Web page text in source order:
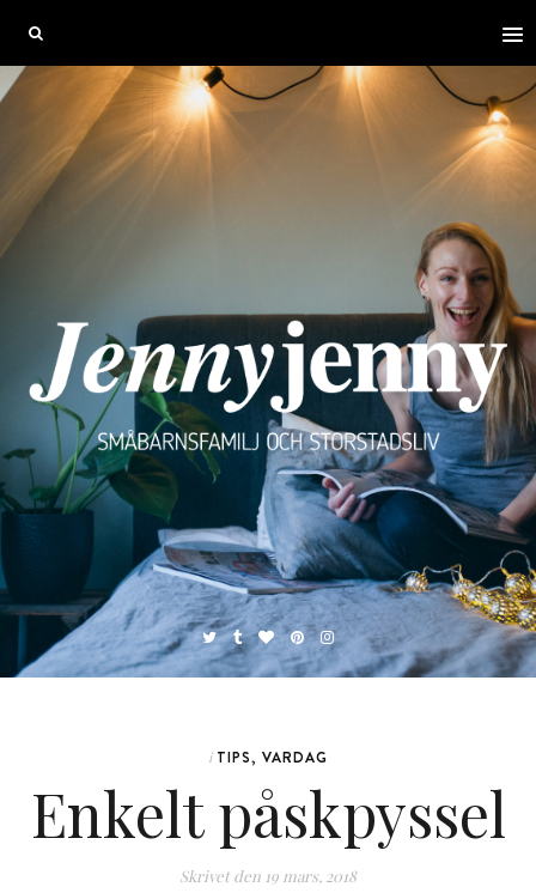
i TIPS, VARDAG
Enkelt påskpyssel
Skrivet den 19 mars, 2018